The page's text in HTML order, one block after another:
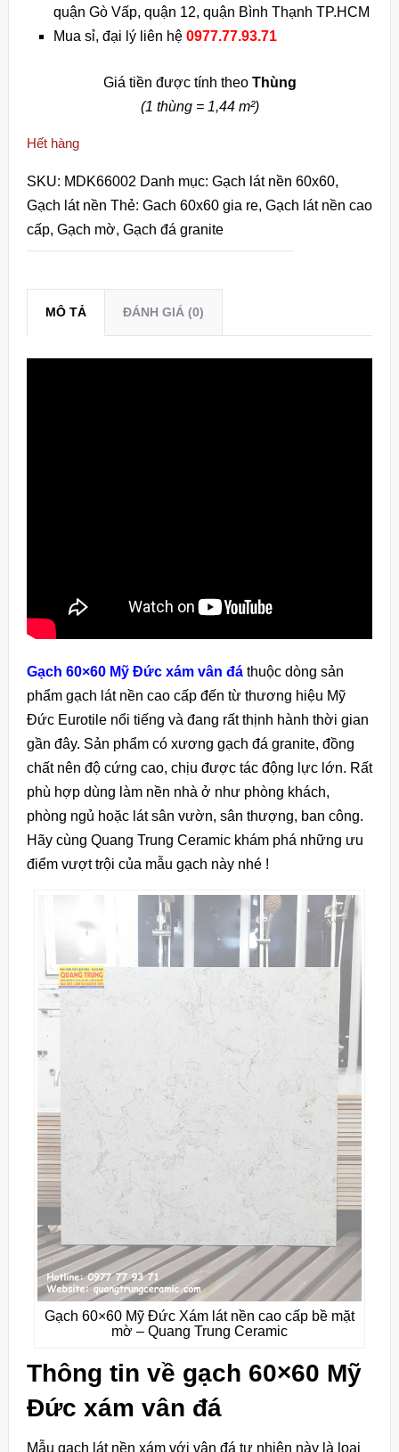
quận Gò Vấp, quận 12, quận Bình Thạnh TP.HCM
Mua sỉ, đại lý liên hệ0977.77.93.71
Giá tiền được tính theo Thùng
(1 thùng = 1,44 m²)
Hết hàng
SKU: MDK66002 Danh mục: Gạch lát nền 60x60,
Gạch lát nền Thẻ: Gach 60x60 gia re, Gạch lát nền cao
cấp, Gạch mờ, Gạch đá granite
MÔ TẢ ĐÁNH GIÁ (0)
Gạch 60×60 Mỹ Đức xám vân đáthuộc dòng sản
phẩm gạch lát nền cao cấp đến từ thương hiệu Mỹ
Đức Eurotile nổi tiếng và đang rất thịnh hành thời gian
gần đây. Sản phẩm có xương gạch đá granite, đồng
chất nên độ cứng cao, chịu được tác động lực lớn. Rất
phù hợp dùng làm nền nhà ở như phòng khách,
phòng ngủ hoặc lát sân vườn, sân thượng, ban công.
Hãy cùng Quang Trung Ceramic khám phá những ưu
điểm vượt trội của mẫu gạch này nhé !
Gạch 60×60 Mỹ Đức Xám lát nền cao cấp bề mặt
mờ – Quang Trung Ceramic
Thông tin về gạch 60×60 Mỹ
Đức xám vân đá
Mẫu gạch lát nền xám với vân đá tự nhiên này là loại